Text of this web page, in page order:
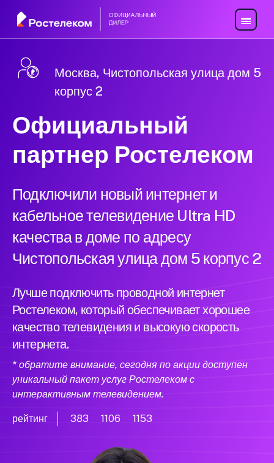
Москва, Чистопольская улица дом 5
корпус 2
Официальный
партнер Ростелеком
Подключили новый интернет и
кабельное телевидение Ultra HD
качества в доме по адресу
Чистопольская улица дом 5 корпус 2
Лучше подключить проводной интернет
Ростелеком, который обеспечивает хорошее
качество телевидения и высокую скорость
интернета.
* обратите внимание, сегодня по акции доступен
уникальный пакет услуг Ростелеком с
интерактивным телевидением.
рейтинг 383 1106 1153